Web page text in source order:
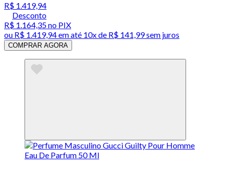
R$ 1.419,94
Desconto
R$ 1.164,35no PIX
ou R$ 1.419,94em até 10x de R$ 141,99 sem juros
COMPRAR AGORA